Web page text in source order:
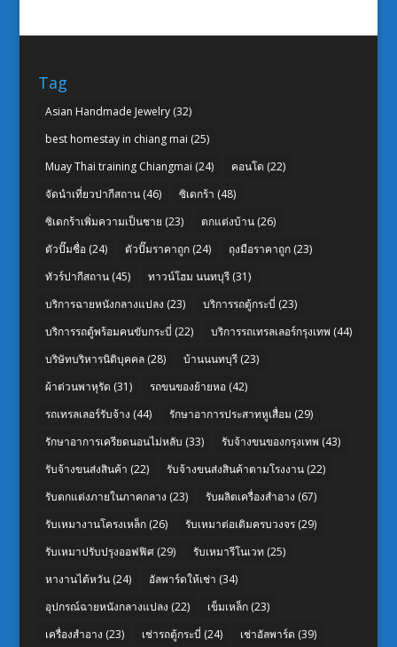
Tag
Asian Handmade Jewelry(32)
best homestay in chiang mai (25)
Muay Thai training Chiangmai (24) คอนโด (22)
จัดนำเที่ยวปากีสถาน(46) ซิเดกร้า (48)
ซิเดกร้าเพิ่มความเป็นชาย (23) ตกแต่งบ้าน(26)
ตัวปั๊มชื่อ(24) ตัวปั๊มราคาถูก(24) ถุงมือราคาถูก(23)
ทัวร์ปากีสถาน(45) ทาวน์โฮม นนทบุรี(31)
บริการฉายหนังกลางแปลง (23) บริการรถตู้กระบี่ (23)
บริการรถตู้พร้อมคนขับกระบี่ (22) บริการรถเทรลเลอร์กรุงเทพ (44)
บริษัทบริหารนิติบุคคล(28) บ้านนนทบุรี(23)
ผ้าต่วนพาหุรัด (31) รถขนของย้ายหอ(42)
รถเทรลเลอร์รับจ้าง (44) รักษาอาการประสาทหูเสื่อม (29)
รักษาอาการเครียดนอนไม่หลับ (33) รับจ้างขนของกรุงเทพ (43)
รับจ้างขนส่งสินค้า (22) รับจ้างขนส่งสินค้าตามโรงงาน(22)
รับตกแต่งภายในภาคกลาง (23) รับผลิตเครื่องสำอาง (67)
รับเหมางานโครงเหล็ก(26) รับเหมาต่อเติมครบวงจร(29)
รับเหมาปรับปรุงออฟฟิศ(29) รับเหมารีโนเวท (25)
หางานไต้หวัน(24) อัลพาร์ดให้เช่า (34)
อุปกรณ์ฉายหนังกลางแปลง (22) เข็มเหล็ก(23)
เครื่องสำอาง (23) เช่ารถตู้กระบี่ (24) เช่าอัลพาร์ด (39)